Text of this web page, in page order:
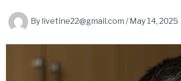
By livetine22@gmail.com / May 14, 2025